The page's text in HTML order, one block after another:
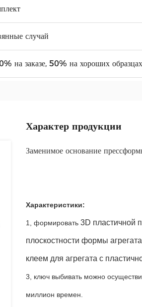
случай
на заказе, 50% на хороших образцах
Характер продукции
Заменимое основание
Характеристики:
1, формировать 3D пластичной
плоскостности формы
клеем для агрегата с
3, ключ выбивать можно
миллион времен.